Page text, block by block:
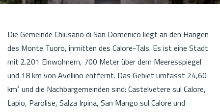
Die Gemeinde Chiusano di San Domenico liegt an den Hängen
des Monte Tuoro, inmitten des Calore-Tals. Es ist eine Stadt
mit 2.201 Einwohnern, 700 Meter über dem Meeresspiegel
und 18 km von Avellino entfernt. Das Gebiet umfasst 24,60
km² und die Nachbargemeinden sind: Castelvetere sul Calore,
Lapio, Parolise, Salza Irpina, San Mango sul Calore und